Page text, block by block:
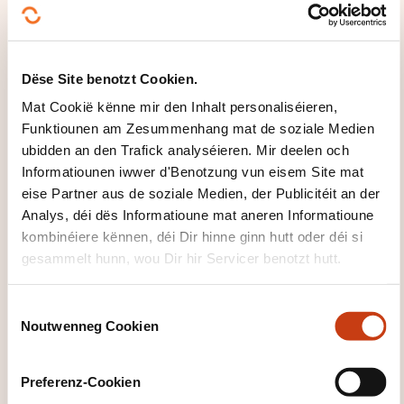
Dëse Site benotzt Cookien.
Mat Cookië kënne mir den Inhalt personaliséieren,
Funktiounen am Zesummenhang mat de soziale Medien
ubidden an den Trafick analyséieren. Mir deelen och
Informatiounen iwwer d'Benotzung vun eisem Site mat
eise Partner aus de soziale Medien, der Publicitéit an der
Analys, déi dës Informatioune mat aneren Informatioune
kombinéiere kënnen, déi Dir hinne ginn hutt oder déi si
gesammelt hunn, wou Dir hir Servicer benotzt hutt.
Noutwenneg Cookien
Preferenz-Cookien
a.barreiro@ohcskills.lu
+352 691 849 195
Méi iwwer den Formatiounsinstitut:
OHC SKILLS
DËS FORMATIOUNE KÉINTEN
IECH INTERESSÉIEREN